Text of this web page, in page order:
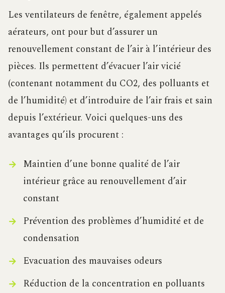
Les ventilateurs de fenêtre, également appelés
aérateurs, ont pour but d’assurer un
renouvellement constant de l’air à l’intérieur des
pièces. Ils permettent d’évacuer l’air vicié
(contenant notamment du CO2, des polluants et
de l’humidité) et d’introduire de l’air frais et sain
depuis l’extérieur. Voici quelques-uns des
avantages qu’ils procurent :
Maintien d’une bonne qualité de l’air
intérieur grâce au renouvellement d’air
constant
Prévention des problèmes d’humidité et de
condensation
Evacuation des mauvaises odeurs
Réduction de la concentration en polluants